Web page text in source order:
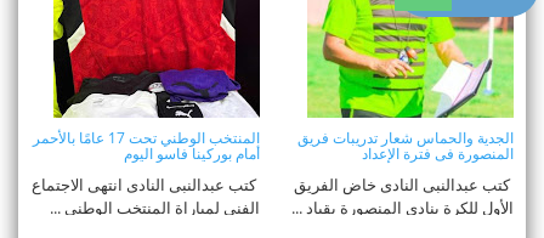
الجدية والحماس شعار تدريبات فريق
المنصورة فى فترة الإعداد
كتب عبدالنبى النادى خاض الفريق
الأول للكرة بنادي المنصورة بقياد ...
المنتخب الوطني تحت 17 عامًا بالأحمر
أمام بوركينا فاسو اليوم
كتب عبدالنبى النادى انتهى الاجتماع
الفني لمباراة المنتخب الوطني ...